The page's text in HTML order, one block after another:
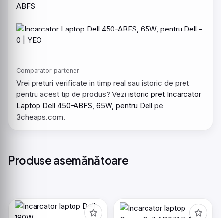
ABFS
Comparator partener
Vrei preturi verificate in timp real sau istoric de pret
pentru acest tip de produs? Vezi istoric pret Incarcator
Laptop Dell 450-ABFS, 65W, pentru Dell pe
3cheaps.com.
Produse asemănătoare